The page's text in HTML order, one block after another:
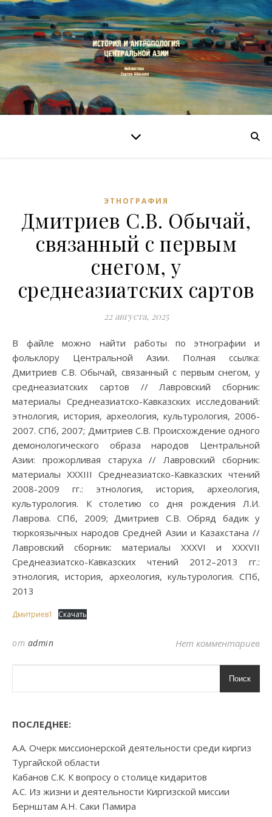
ЭТНОГРАФИЯ
Дмитриев С.В. Обычай,
связанный с первым
снегом, у
среднеазиатских сартов
22 августа, 2025
В файле можно найти работы по этнографии и
фольклору Центральной Азии. Полная ссылка:
Дмитриев С.В. Обычай, связанный с первым снегом, у
среднеазиатских сартов // Лавровский сборник:
материалы Среднеазиатско-Кавказских исследований:
этнология, история, археология, культурология, 2006-
2007. СПб, 2007; Дмитриев С.В. Происхождение одного
демонологического образа народов Центральной
Азии: прожорливая старуха // Лавровский сборник:
материалы XXXIII Среднеазиатско-Кавказских чтений
2008-2009 гг.: этнология, история, археология,
культурология. К столетию со дня рождения Л.И.
Лаврова. СПб, 2009; Дмитриев С.В. Обряд бадик у
тюркоязычных народов Средней Азии и Казахстана //
Лавровский сборник: материалы XXXVI и XXXVII
Среднеазиатско-Кавказских чтений 2012–2013 гг.:
этнология, история, археология, культурология. СПб,
2013
Дмитриев1 Скачать
от admin Нет комментариев
Поиск
ПОСЛЕДНЕЕ:
А.А. Очерк миссионерской деятельности среди киргиз
Тургайской области
Кабанов С.К. К вопросу о столице кидаритов
А.С. Из жизни и деятельности Киргизской миссии
Бернштам А.Н. Саки Памира